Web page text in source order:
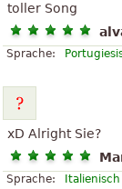
toller Song
Sprache:
xD Alright Sie?
Sprache: Italienisch